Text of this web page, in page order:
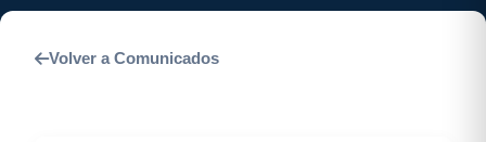
Volver a Comunicados